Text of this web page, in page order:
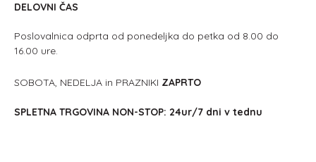
DELOVNI ČAS
Poslovalnica odprta od ponedeljka do petka od 8.00 do
16.00 ure.
SOBOTA, NEDELJA in PRAZNIKI ZAPRTO
SPLETNA TRGOVINA NON-STOP: 24ur/7 dni v tednu